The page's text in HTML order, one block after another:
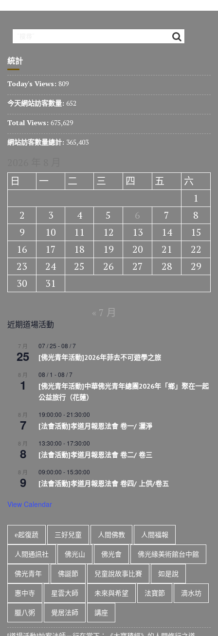
統計
Today's Views: 809
今天網站訪客數量: 652
Total Views: 675,629
網站訪客數量總計: 365,403
日
一 二 三 四 五
六
1
2
3 4 5 6 7
8
9
10 11 12 13 14
15
16
17 18 19 20 21
22
23
24 25 26 27 28
29
30
31
« 7 月
近期道場活動
7 月
25
07 / 25 -08 / 7
[佛光青年活動]2026年菲去不可遊學之旅
8 月
1
08 / 1 -08 / 7
[佛光青年活動]中華佛光青年總團2026年「鄉」聚在一起
公益旅行（花蓮）
8 月
7
19:00:00 -21:30:00
[法會活動]孝道月報恩法會 卷一/ 灑淨
8 月
8
13:30:00 - 17:30:00
[法會活動]孝道月報恩法會 卷二/ 卷三
8 月
9
09:00:00 - 15:30:00
[法會活動]孝道月報恩法會 卷四/ 上供/卷五
View Calendar
e起復蔬 三好兒童 人間佛教 人間福報
人間通訊社 佛光山 佛光會 佛光緣美術館台中館
佛光青年 佛誕節 兒童說故事比賽 如是說
惠中寺 星雲大師 未來與希望 法寶節 滴水坊
臘八粥 覺居法師 講座